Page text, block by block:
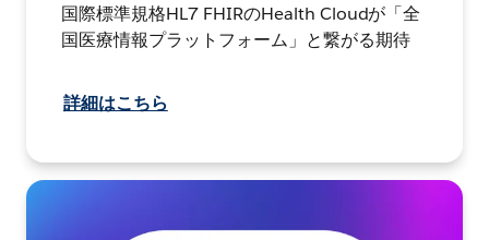
国際標準規格HL7 FHIRのHealth Cloudが「全
国医療情報プラットフォーム」と繋がる期待
詳細はこちら